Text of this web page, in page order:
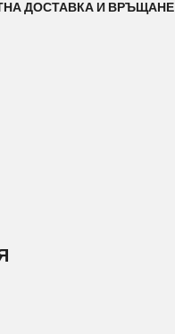
ДОСТАВКА И ВРЪЩАНЕ